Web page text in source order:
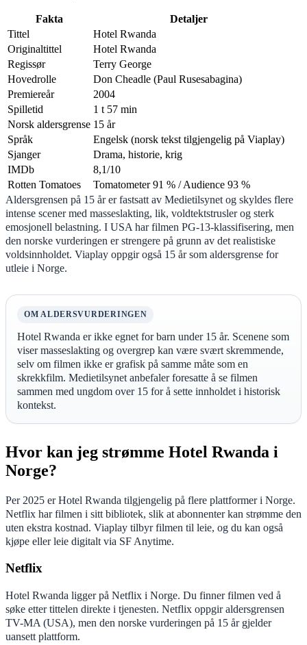
Fakta
Detaljer
Tittel
Hotel Rwanda
Originaltittel
Hotel Rwanda
Regissør
Terry George
Hovedrolle
Don Cheadle (Paul Rusesabagina)
Premiereår
2004
Spilletid
1 t 57 min
Norsk aldersgrense 15 år
Språk
Engelsk (norsk tekst tilgjengelig på Viaplay)
Sjanger
Drama, historie, krig
IMDb
8,1/10
Rotten Tomatoes
Tomatometer 91 % / Audience 93 %
Aldersgrensen på 15 år er fastsatt av Medietilsynet og skyldes flere
intense scener med masseslakting, lik, voldtektstrusler og sterk
emosjonell belastning. I USA har filmen PG-13-klassifisering, men
den norske vurderingen er strengere på grunn av det realistiske
voldsinnholdet. Viaplay oppgir også 15 år som aldersgrense for
utleie i Norge.
OM ALDERSVURDERINGEN
Hotel Rwanda er ikke egnet for barn under 15 år. Scenene som
viser masseslakting og overgrep kan være svært skremmende,
selv om filmen ikke er grafisk på samme måte som en
skrekkfilm. Medietilsynet anbefaler foresatte å se filmen
sammen med ungdom over 15 for å sette innholdet i historisk
kontekst.
Hvor kan jeg strømme Hotel Rwanda i
Norge?
Per 2025 er Hotel Rwanda tilgjengelig på flere plattformer i Norge.
Netflix har filmen i sitt bibliotek, slik at abonnenter kan strømme den
uten ekstra kostnad. Viaplay tilbyr filmen til leie, og du kan også
kjøpe eller leie digitalt via SF Anytime.
Netflix
Hotel Rwanda ligger på Netflix i Norge. Du finner filmen ved å
søke etter tittelen direkte i tjenesten. Netflix oppgir aldersgrensen
TV-MA (USA), men den norske vurderingen på 15 år gjelder
uansett plattform.